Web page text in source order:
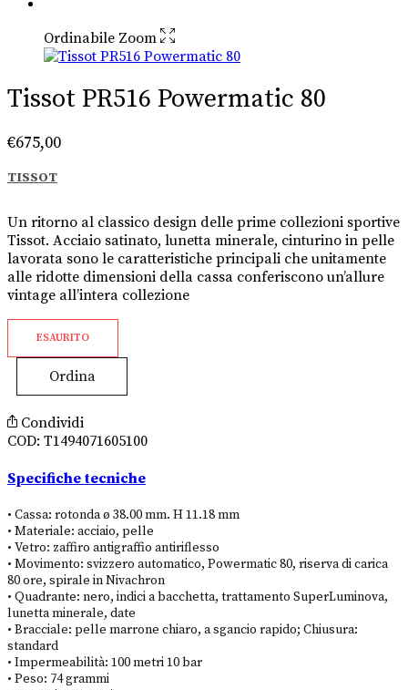
Ordinabile Zoom
Tissot PR516 Powermatic 80
€675,00
TISSOT
Un ritorno al classico design delle prime collezioni sportive
Tissot. Acciaio satinato, lunetta minerale, cinturino in pelle
lavorata sono le caratteristiche principali che unitamente
alle ridotte dimensioni della cassa conferiscono un’allure
vintage all’intera collezione
ESAURITO
Ordina
Condividi
COD: T1494071605100
Specifiche tecniche
• Cassa: rotonda ø 38.00 mm. H 11.18 mm
• Materiale: acciaio, pelle
• Vetro: zaffiro antigraffio antiriflesso
• Movimento: svizzero automatico, Powermatic 80, riserva di carica
80 ore, spirale in Nivachron
• Quadrante: nero, indici a bacchetta, trattamento SuperLuminova,
lunetta minerale, date
• Bracciale: pelle marrone chiaro, a sgancio rapido; Chiusura:
standard
• Impermeabilità: 100 metri 10 bar
• Peso: 74 grammi